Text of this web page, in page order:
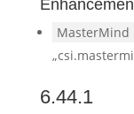
MasterMind
6.44.1